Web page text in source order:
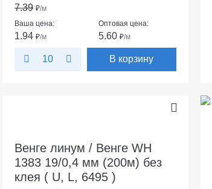
7.39 ₽/м
Ваша цена:
1.94 ₽/м
Оптовая цена:
5.60 ₽/м
10 В корзину
Венге линум / Венге WH
1383 19/0,4 мм (200м) без
клея ( U, L, 6495 )